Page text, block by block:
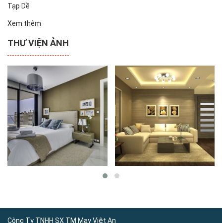
Tạp Dề
Xem thêm
THƯ VIỆN ẢNH
Công Ty TNHH SX TM May Việt An